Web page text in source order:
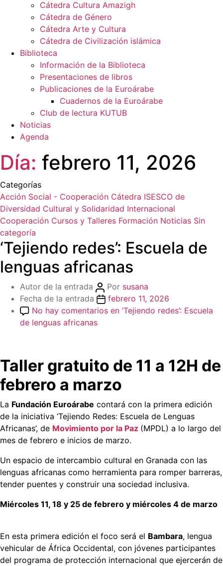
Cátedra Cultura Amazigh
Cátedra de Género
Cátedra Arte y Cultura
Cátedra de Civilización islámica
Biblioteca
Información de la Biblioteca
Presentaciones de libros
Publicaciones de la Euroárabe
Cuadernos de la Euroárabe
Club de lectura KUTUB
Noticias
Agenda
Día: febrero 11, 2026
Categorías
Acción Social - Cooperación Cátedra ISESCO de
Diversidad Cultural y Solidaridad Internacional
Cooperación Cursos y Talleres Formación Noticias Sin
categoría
‘Tejiendo redes’: Escuela de
lenguas africanas
Autor de la entrada Por susana
Fecha de la entrada
febrero 11, 2026
No hay comentarios en ‘Tejiendo redes’: Escuela
de lenguas africanas
Taller gratuito de 11 a 12H de
febrero a marzo
La Fundación Euroárabe contará con la primera edición
de la iniciativa ‘Tejiendo Redes: Escuela de Lenguas
Africanas’, de Movimiento por la Paz (MPDL) a lo largo del
mes de febrero e inicios de marzo.
Un espacio de intercambio cultural en Granada con las
lenguas africanas como herramienta para romper barreras,
tender puentes y construir una sociedad inclusiva.
Miércoles 11, 18 y 25 de febrero y miércoles 4 de marzo
En esta primera edición el foco será el Bambara, lengua
vehicular de África Occidental, con jóvenes participantes
del programa de protección internacional que ejercerán de